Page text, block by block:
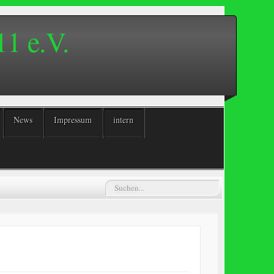
e.V.
News Impressum intern
Suchen...